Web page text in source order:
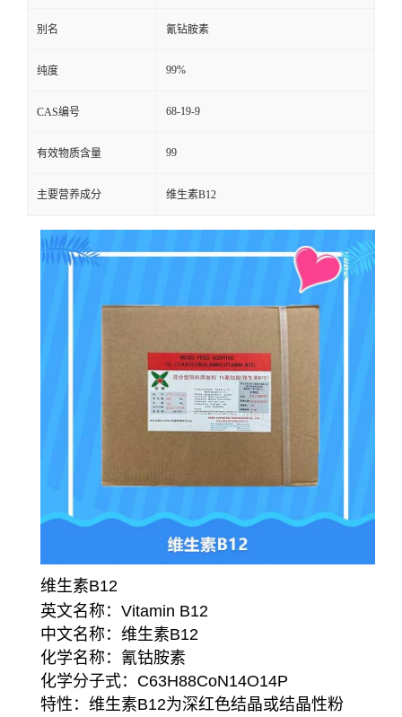
别名 氰钻胺素
纯度 99%
CAS编号 68-19-9
有效物质含量 99
主要营养成分 维生素B12
维生素B12
英文名称：Vitamin B12
中文名称：维生素B12
化学名称：氰钴胺素
化学分子式：C63H88CoN14O14P
特性：维生素B12为深红色结晶或结晶性粉